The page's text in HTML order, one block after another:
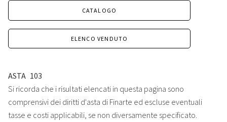
CATALOGO
ELENCO VENDUTO
ASTA 103
Si ricorda che i risultati elencati in questa pagina sono
comprensivi dei diritti d'asta di Finarte ed escluse eventuali
tasse e costi applicabili, se non diversamente specificato.